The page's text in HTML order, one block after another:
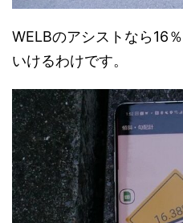
WELBのアシストなら16
いけるわけです。